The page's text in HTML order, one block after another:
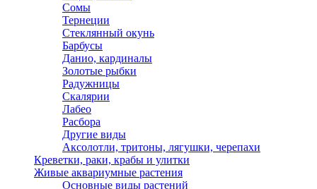
Сомы
Тернеции
Стеклянный окунь
Барбусы
Данио, кардиналы
Золотые рыбки
Радужницы
Скалярии
Лабео
Расбора
Другие виды
Аксолотли, тритоны, лягушки, черепахи
Креветки, раки, крабы и улитки
Живые аквариумные растения
Основные виды растений